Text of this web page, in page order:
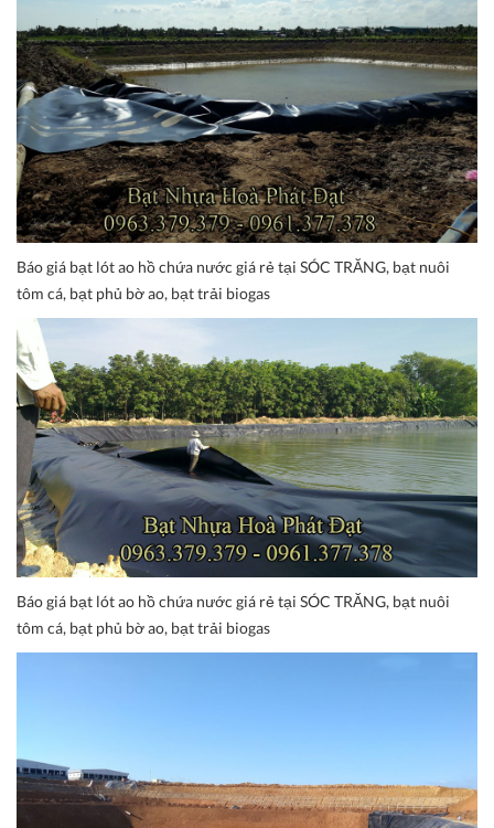
Báo giá bạt lót ao hồ chứa nước giá rẻ tại SÓC TRĂNG, bạt nuôi
tôm cá, bạt phủ bờ ao, bạt trải biogas
Báo giá bạt lót ao hồ chứa nước giá rẻ tại SÓC TRĂNG, bạt nuôi
tôm cá, bạt phủ bờ ao, bạt trải biogas